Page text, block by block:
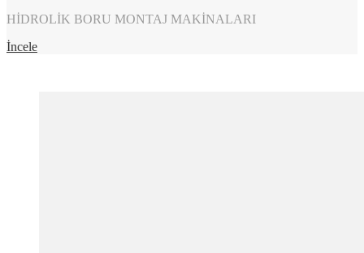
HİDROLİK BORU MONTAJ MAKİNALARI
İncele